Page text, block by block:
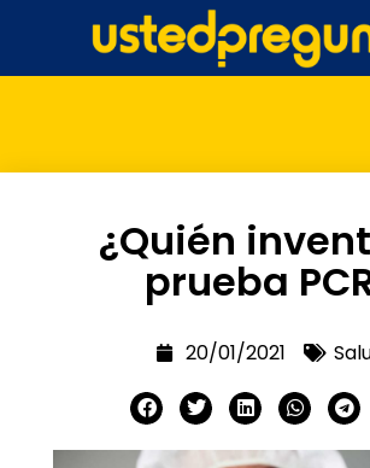
¿Quién
prueba
20/01/2021